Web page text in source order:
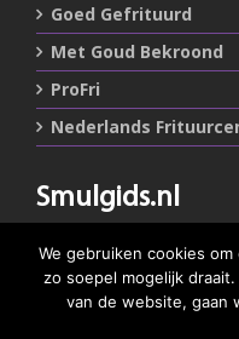
Goed Gefrituurd
Met Goud Bekroond
ProFri
Nederlands
Smulgids.nl
Blaarthemseweg 72
5502 JW Veldhoven
We gebruiken cookies
zo soepel mogelijk
van de website, gaan